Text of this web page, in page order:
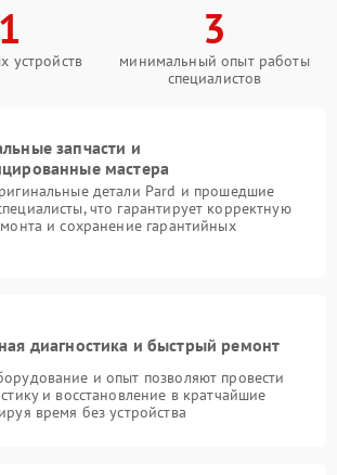
устройств
3
минимальный опыт работы
специалистов
запчасти и
мастера
детали Pard и прошедшие
что гарантирует корректную
и сохранение гарантийных
диагностика и быстрый ремонт
и опыт позволяют провести
и восстановление в кратчайшие
время без устройства